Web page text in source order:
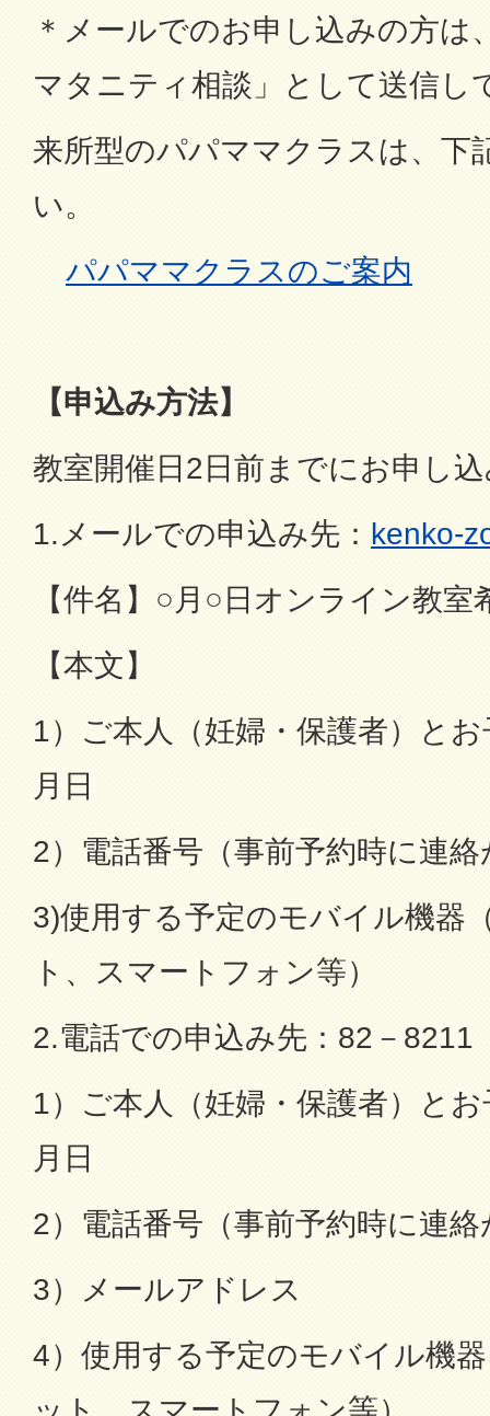
＊メールでのお申し込みの方は
マタニティ相談」として送信し
来所型のパパママクラスは、下
い。
パパママクラスのご案内
【申込み方法】
教室開催日2日前までにお申し
1.メールでの申込み先： kenko-
【件名】○月○日オンライン教室
【本文】
1）ご本人（妊婦・保護者）と
月日
2）電話番号（事前予約時に連
3)使用する予定のモバイル機器
ト、スマートフォン等）
2.電話での申込み先：82－8211
1）ご本人（妊婦・保護者）と
月日
2）電話番号（事前予約時に連
3）メールアドレス
4）使用する予定のモバイル機